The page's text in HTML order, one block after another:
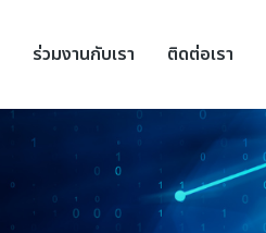
ร่วมงานกับเรา ติดต่อเรา